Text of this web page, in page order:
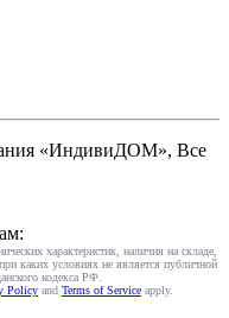
«ИндивиДОМ», Все
характеристик, наличия на складе,
каких условиях не является публичной
кодекса РФ.
Policy and Terms of Service apply.